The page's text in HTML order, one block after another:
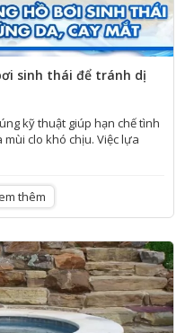
sinh thái để tránh dị
kỹ thuật giúp hạn chế tình
clo khó chịu. Việc lựa
thêm